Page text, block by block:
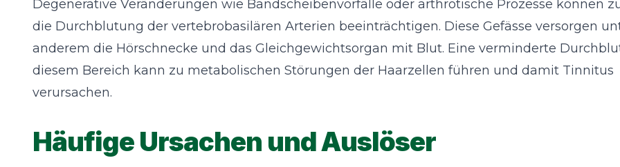
Degenerative Veränderungen wie Bandscheibenvorfälle oder arthrotische Prozesse können
die Durchblutung der vertebrobasilären Arterien beeinträchtigen. Diese Gefässe versorgen
anderem die Hörschnecke und das Gleichgewichtsorgan mit Blut. Eine verminderte
diesem Bereich kann zu metabolischen Störungen der Haarzellen führen und damit Tinnitus
verursachen.
Häufige Ursachen und Auslöser